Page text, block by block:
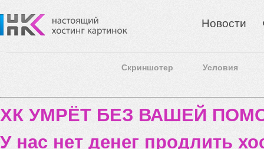
Новости
Скриншотер Условия
ХК УМРЁТ БЕЗ ВАШЕЙ
У нас нет денег продлить